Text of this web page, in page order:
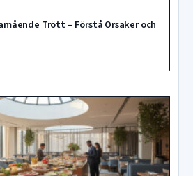
Trött – Förstå Orsaker och